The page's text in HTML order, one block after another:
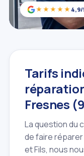
★★★★★ 4,9/
Tarifs
Fresnes
La question du
de faire
et Fils, nous